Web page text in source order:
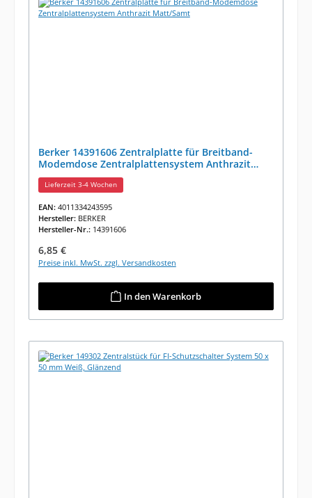
Berker 14391606 Zentralplatte für Breitband-
Modemdose Zentralplattensystem Anthrazit
Matt/Samt
Lieferzeit 3-4 Wochen
EAN: 4011334243595
Hersteller: BERKER
Hersteller-Nr.: 14391606
Regulärer Preis:
6,85 €
Preise inkl. MwSt. zzgl. Versandkosten
In den Warenkorb